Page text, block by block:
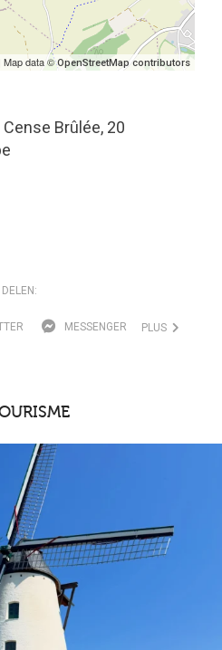
| Map data ©OpenStreetMap contributors
Brûlée, 20
DELEN:
MESSENGER PLUS